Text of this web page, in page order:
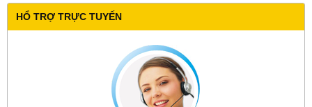
HỔ TRỢ TRỰC TUYẾN